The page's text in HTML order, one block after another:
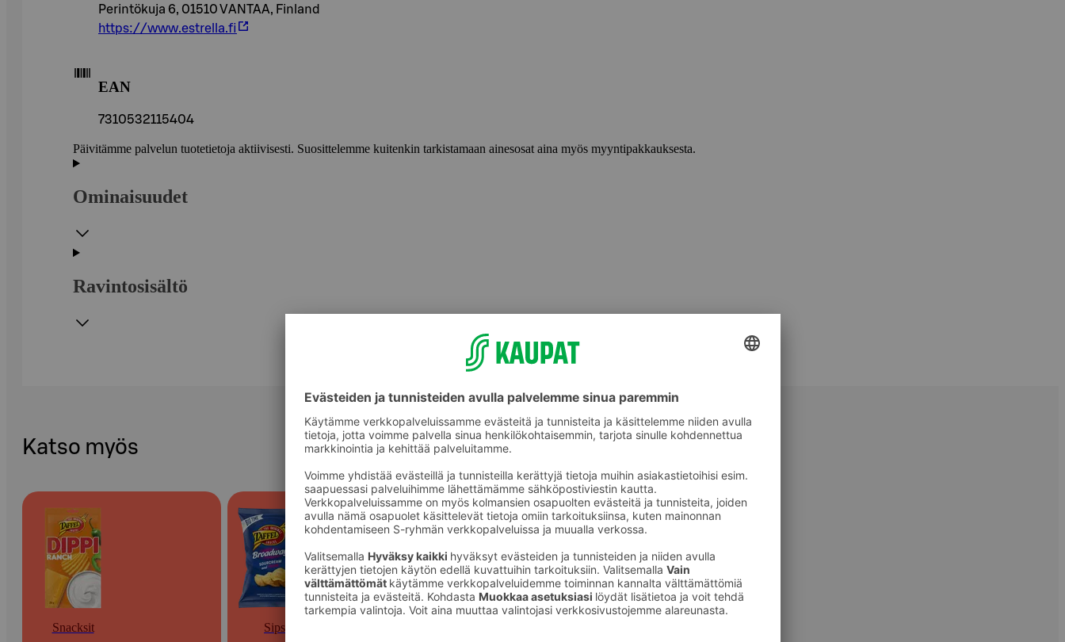
Perintökuja 6, 01510 VANTAA, Finland
https://www.estrella.fi
EAN
7310532115404
Päivitämme palvelun tuotetietoja aktiivisesti. Suosittelemme kuitenkin tarkistamaan ainesosat aina myös myyntipakkauksesta.
Ominaisuudet
Ravintosisältö
Katso myös
Snacksit Sipsit